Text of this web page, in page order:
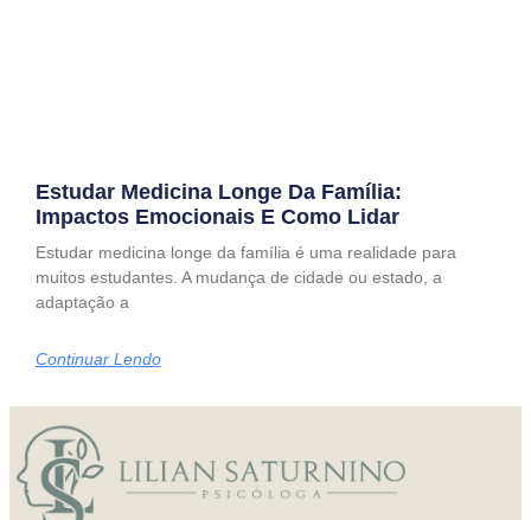
Estudar Medicina Longe Da Família:
Impactos Emocionais E Como Lidar
Estudar medicina longe da família é uma realidade para
muitos estudantes. A mudança de cidade ou estado, a
adaptação a
Continuar Lendo